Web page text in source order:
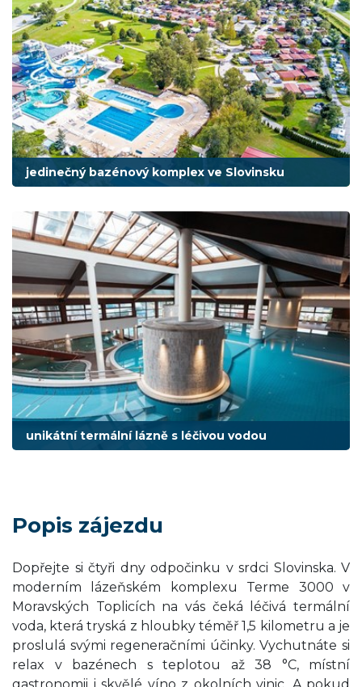
jedinečný bazénový komplex ve Slovinsku
unikátní termální lázně s léčivou vodou
Popis zájezdu
Dopřejte si čtyři dny odpočinku v srdci Slovinska. V
moderním lázeňském komplexu Terme 3000 v
Moravských Toplicích na vás čeká léčivá termální
voda, která tryská z hloubky téměř 1,5 kilometru a je
proslulá svými regeneračními účinky. Vychutnáte si
relax v bazénech s teplotou až 38 °C, místní
gastronomii i skvělé víno z okolních vinic. A pokud